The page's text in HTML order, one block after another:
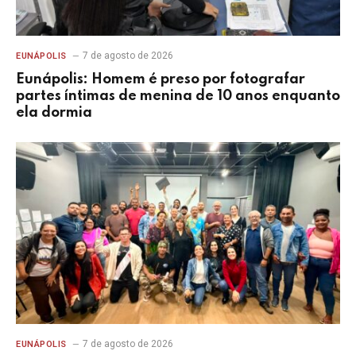
EUNÁPOLIS 7 de agosto de 2026
Eunápolis: Homem é preso por fotografar
partes íntimas de menina de 10 anos enquanto
ela dormia
EUNÁPOLIS 7 de agosto de 2026